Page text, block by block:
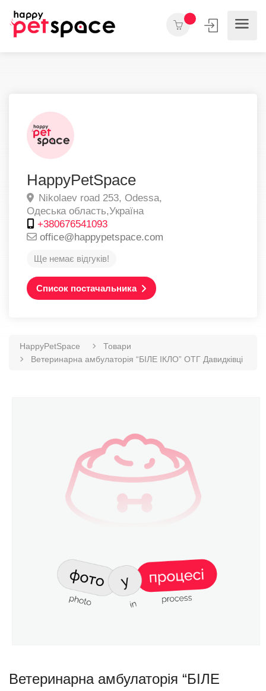
HappyPetSpace
Nikolaev road 253, Odessa,
Одеська область,Україна
+380676541093
office@happypetspace.com
Ще немає відгуків!
Список постачальника
HappyPetSpace
Товари
Ветеринарна амбулаторія “БІЛЕ ІКЛО” ОТГ Давидківці
Ветеринарна амбулаторія “БІЛЕ